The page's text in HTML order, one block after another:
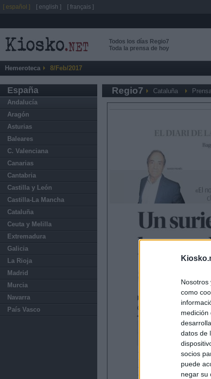
Nosotros
como
medición
datos de
socios
puede
negar su
Todos los días Regio7
Toda la prensa de hoy
Hemeroteca 8/Feb/2017
España
Andalucía
Aragón
Asturias
Baleares
C. Valenciana
Canarias
Cantabria
Castilla y León
Castilla-La Mancha
Cataluña
Ceuta y Melilla
Extremadura
Galicia
La Rioja
Madrid
Murcia
Navarra
País Vasco
Regio7 Cataluña
[ español ] [ english ] [ français ]